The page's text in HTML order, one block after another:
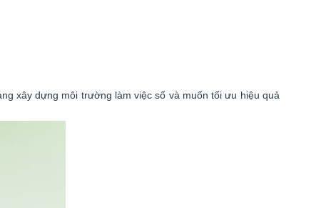
xây dựng môi trường làm việc số và muốn tối ưu hiệu quả